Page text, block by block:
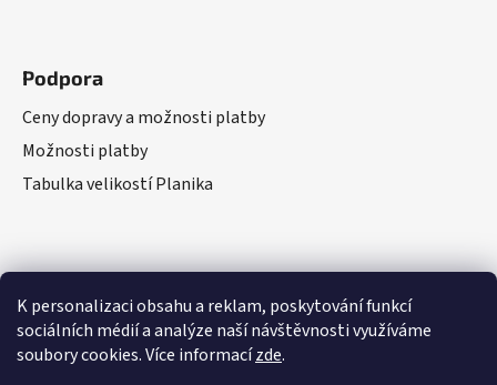
K personalizaci obsahu a reklam, poskytování funkcí
sociálních médií a analýze naší návštěvnosti využíváme
soubory cookies. Více informacízde.
Podpora
Ceny dopravy a možnosti platby
Možnosti platby
Tabulka velikostí Planika